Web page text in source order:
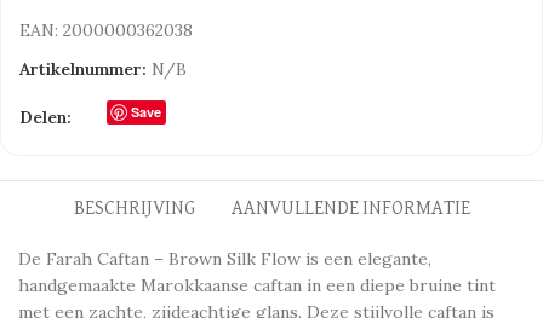
EAN: 2000000362038
Artikelnummer: N/B
Delen: Save
BESCHRIJVING AANVULLENDE INFORMATIE
De Farah Caftan – Brown Silk Flow is een elegante,
handgemaakte Marokkaanse caftan in een diepe bruine tint
met een zachte, zijdeachtige glans. Deze stijlvolle caftan is